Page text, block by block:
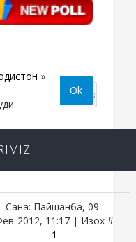
»
Сана: Пайшанба, 09-
2012, 11:17 | Изох #
1